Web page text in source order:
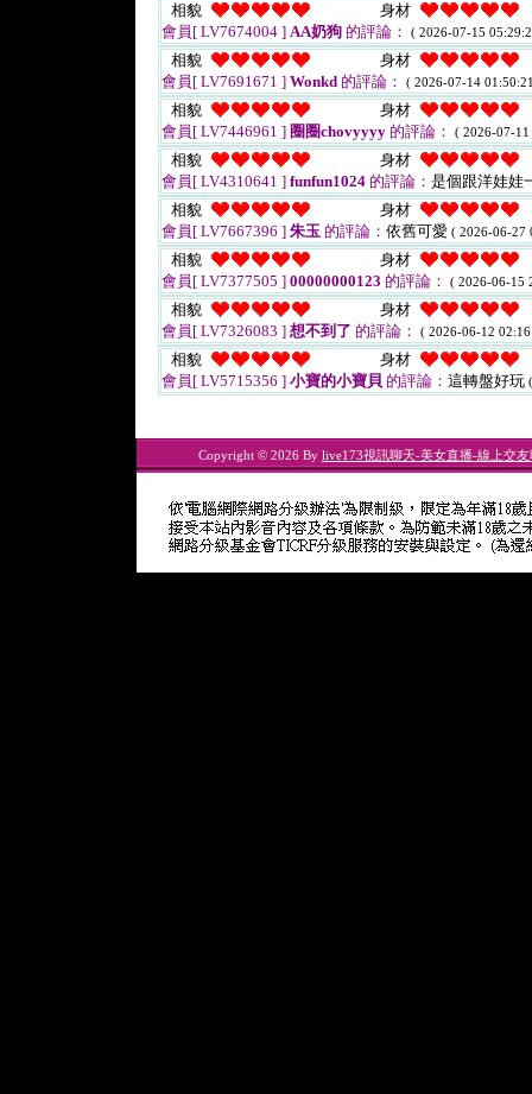
相貌
身材
會員[ LV7674004 ] AA奶狗 的評論： ( 2026-07-15
相貌
身材
會員[ LV7691671 ] Wonkd 的評論： ( 2026-07-14
相貌
身材
會員[ LV7446961 ] 圈圈chovyyyy 的評論： ( 2026-07-
相貌
身材
會員[ LV4310641 ] funfun1024 的評論： 是個跟洋娃娃
相貌
身材
會員[ LV7667396 ] 朱玉 的評論： 依舊可愛 ( 2026-06-27
相貌
身材
會員[ LV7377505 ] 00000000123 的評論： ( 2026-06-15
相貌
身材
會員[ LV7326083 ] 想不到了 的評論： ( 2026-06-12
相貌
身材
會員[ LV5715356 ] 小寶的小寶貝 的評論： 這轉盤好玩
Copyright © 2026 By live173視訊聊天-美女直播-線上交